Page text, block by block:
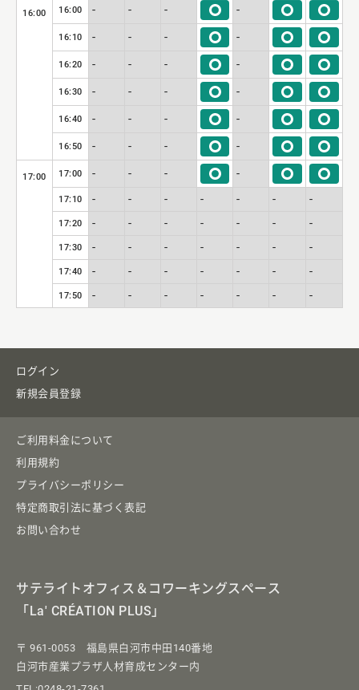
16:00 16:00 - - - -
16:10 - - - -
16:20 - - - -
16:30 - - - -
16:40 - - - -
16:50 - - - -
17:00 17:00 - - - -
17:10 - - - - - - -
17:20 - - - - - - -
17:30 - - - - - - -
17:40 - - - - - - -
17:50 - - - - - - -
ログイン
新規会員登録
ご利用料金について
利用規約
プライバシーポリシー
特定商取引法に基づく表記
お問い合わせ
サテライトオフィス＆コワーキングスペース
「La' CRÉATION PLUS」
〒 961-0053 福島県白河市中田140番地
白河市産業プラザ人材育成センター内